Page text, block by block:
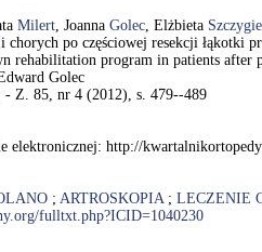
Milert, Joanna Golec, Elżbieta
po częściowej resekcji łąkotki
rehabilitation program in patients
Golec
- Z. 85, nr 4 (2012), s. 479--489
elektronicznej: http://
; ARTROSKOPIA; LECZENIE
fulltxt.php?ICID=1040230